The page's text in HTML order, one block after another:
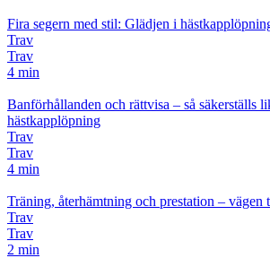
Fira segern med stil: Glädjen i
Trav
Trav
4 min
Banförhållanden och rättvisa – så säkerställs
hästkapplöpning
Trav
Trav
4 min
Träning, återhämtning och prestation – vägen
Trav
Trav
2 min